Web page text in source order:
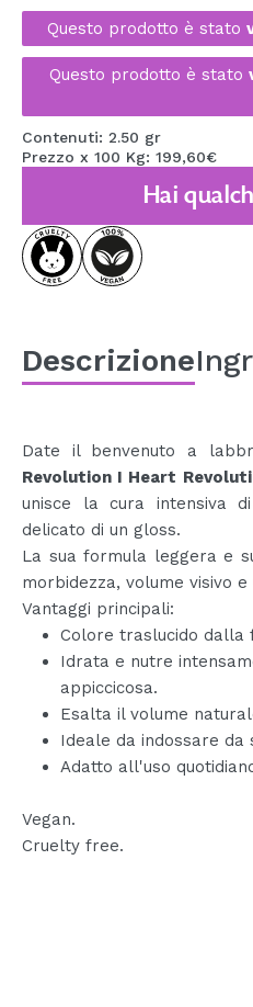
MAQUIFARMA
KOREA ZONE
TRAVEL SIZE
NATURE
SPECIALE
OUTLET
PROSSIMAMENTE
Questo prodotto è stato
Questo prodotto è stato
Contenuti: 2.50 gr
Prezzo x 100 Kg: 199,60€
Hai
Descrizione
Date il benvenuto a
Revolution I Heart
unisce la cura intensiva
delicato di un gloss.
La sua formula leggera e
morbidezza, volume visivo
Vantaggi principali:
Colore traslucido dalla
Idrata e nutre
appiccicosa.
Esalta il volume
Ideale da indossare
Adatto all'uso
Vegan.
Cruelty free.